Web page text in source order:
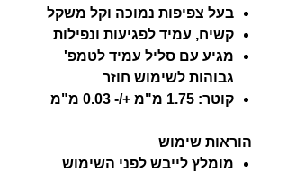
בעל צפיפות נמוכה וקל משקל
קשיח, עמיד לפגיעות ונפילות
מגיע עם סליל עמיד לטמפ'
גבוהות לשימוש חוזר
קוטר: 1.75 מ"מ +/- 0.03 מ"מ
הוראות שימוש
מומלץ לייבש לפני השימוש